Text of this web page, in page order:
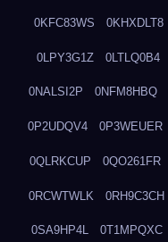
0KFC83WS 0KHXDLT8
0LPY3G1Z 0LTLQ0B4
0NALSI2P 0NFM8HBQ
0P2UDQV4 0P3WEUER
0QLRKCUP 0QO261FR
0RCWTWLK 0RH9C3CH
0SA9HP4L 0T1MPQXC